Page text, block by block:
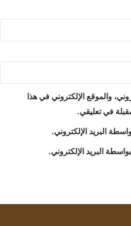
والموقع الإلكتروني في هذا
في تعليقي.
البريد الإلكتروني.
البريد الإلكتروني.